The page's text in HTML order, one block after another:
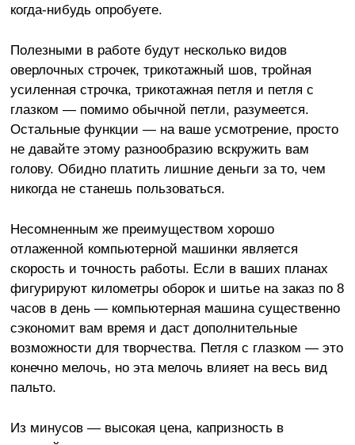
когда-нибудь опробуете.
Полезными в работе будут несколько видов
оверлочных строчек, трикотажный шов, тройная
усиленная строчка, трикотажная петля и петля с
глазком — помимо обычной петли, разумеется.
Остальные функции — на ваше усмотрение, просто
не давайте этому разнообразию вскружить вам
голову. Обидно платить лишние деньги за то, чем
никогда не станешь пользоваться.
Несомненным же преимуществом хорошо
отлаженной компьютерной машинки является
скорость и точность работы. Если в ваших планах
фигурируют километры оборок и шитье на заказ по 8
часов в день — компьютерная машина существенно
сэкономит вам время и даст дополнительные
возможности для творчества. Петля с глазком — это
конечно мелочь, но эта мелочь влияет на весь вид
пальто.
Из минусов — высокая цена, капризность в